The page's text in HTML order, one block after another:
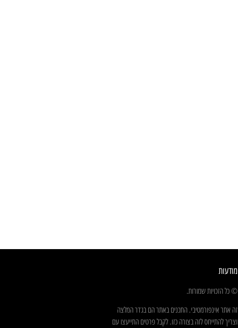
מודעות
© כל הזכויות שמורות.
זה אתר אינפורמטיבי. התכנים באתר הם בגדר המלצה
וצריך להתייחס לזה בצורה כזו. לקבל פרטים התייעצו עם